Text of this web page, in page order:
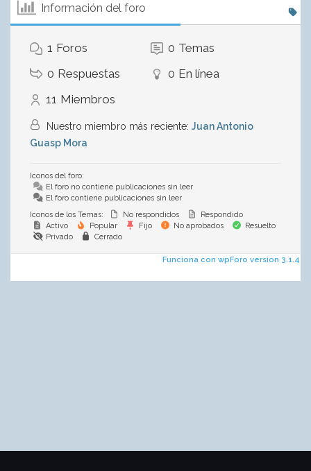
Información del foro
1 Foros 0 Temas
0 Respuestas 0 En línea
11 Miembros
Nuestro miembro más reciente: Juan Antonio
Guasp Mora
Iconos del foro:
El foro no contiene publicaciones sin leer
El foro contiene publicaciones sin leer
Iconos de los Temas:
No respondidos
Respondido
Activo
Popular Fijo No aprobados
Resuelto
Privado
Cerrado
Funciona con wpForo version 3.1.4